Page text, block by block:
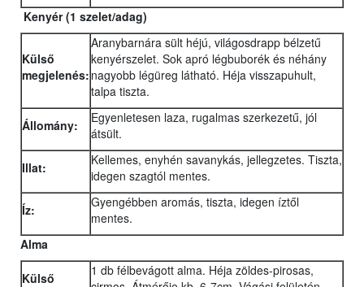
Kenyér(1 szelet/adag)
Külső
megjelenés:
Aranybarnára sült héjú, világosdrapp bélzetű
kenyérszelet. Sok apró légbuborék és néhány
nagyobb légüreg látható. Héja visszapuhult,
talpa tiszta.
Állomány:
Egyenletesen laza, rugalmas szerkezetű, jól
átsült.
Illat:
Kellemes, enyhén savanykás, jellegzetes. Tiszta,
idegen szagtól mentes.
Íz:
Gyengébben aromás, tiszta, idegen íztől
mentes.
Alma
Külső
1 db félbevágott alma. Héja zöldes-pirosas,